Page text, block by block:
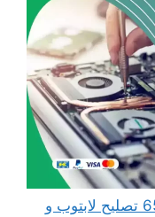
مهندس كمبيوتر الضباعية 65511033 تصليح لابتوب و